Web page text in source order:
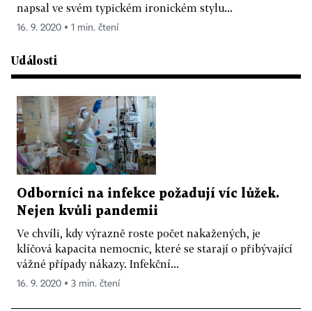
napsal ve svém typickém ironickém stylu...
16. 9. 2020 ▪ 1 min. čtení
Události
Odborníci na infekce požadují víc lůžek.
Nejen kvůli pandemii
Ve chvíli, kdy výrazně roste počet nakažených, je
klíčová kapacita nemocnic, které se starají o přibývající
vážné případy nákazy. Infekční...
16. 9. 2020 ▪ 3 min. čtení